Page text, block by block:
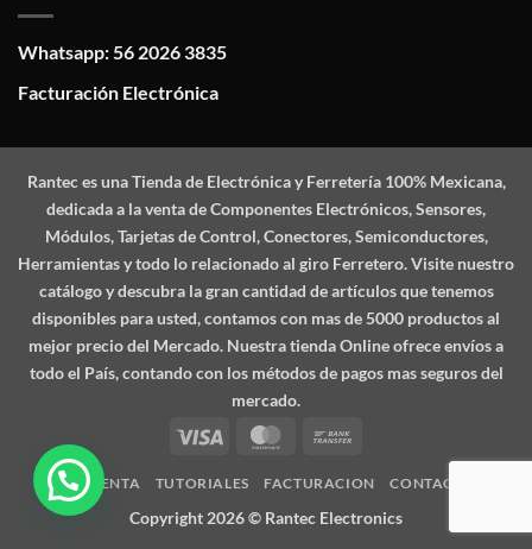
Whatsapp: 56 2026 3835
Facturación Electrónica
Ranteces una Tienda de Electrónica y Ferretería 100% Mexicana,
dedicada a la venta de Componentes Electrónicos, Sensores,
Módulos, Tarjetas de Control, Conectores, Semiconductores,
Herramientas y todo lo relacionado al giro Ferretero. Visite nuestro
catálogo y descubra la gran cantidad de artículos que tenemos
disponibles para usted, contamos con mas de 5000 productos al
mejor precio del Mercado. Nuestra tienda Online ofrece envíos a
todo el País, contando con los métodos de pagos mas seguros del
mercado.
Visa
MasterCard
MI CUENTA TUTORIALES FACTURACION CONTACTO
Copyright 2026 © Rantec Electronics